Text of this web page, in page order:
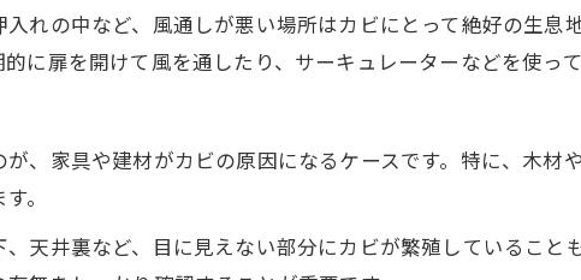
入れの中など、風通しが悪い場所はカビにとって絶好の生
に扉を開けて風を通したり、サーキュレーターなどを使っ
、家具や建材がカビの原因になるケースです。特に、木
。
、天井裏など、目に見えない部分にカビが繁殖しているこ